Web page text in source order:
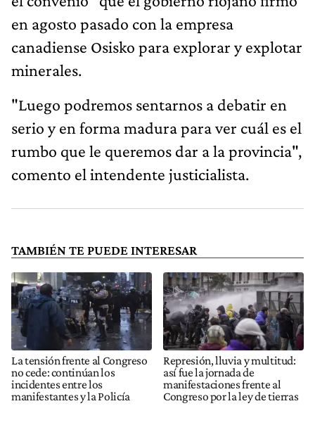
en agosto pasado con la empresa
canadiense Osisko para explorar y explotar
minerales.
"Luego podremos sentarnos a debatir en
serio y en forma madura para ver cuál es el
rumbo que le queremos dar a la provincia",
comento el intendente justicialista.
TAMBIÉN TE PUEDE INTERESAR
La tensión frente al Congreso
no cede: continúan los
incidentes entre los
manifestantes y la Policía
Represión, lluvia y multitud:
así fue la jornada de
manifestaciones frente al
Congreso por la ley de tierras